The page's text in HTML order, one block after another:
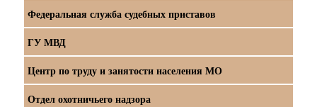
Федеральная служба судебных приставов
ГУ МВД
Центр по труду и занятости населения МО
Отдел охотничьего надзора